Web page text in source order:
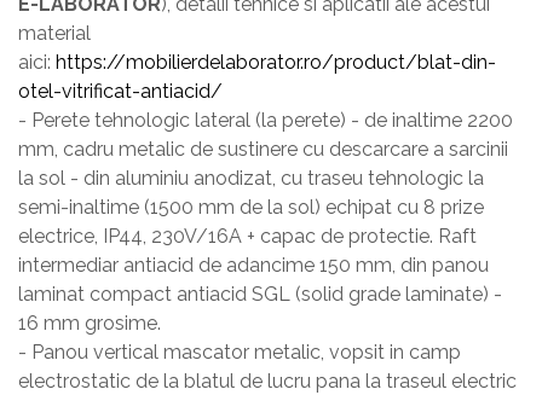
material
aici: https://mobilierdelaborator.ro/product/blat-din-
otel-vitrificat-antiacid/
- Perete tehnologic lateral (la perete) - de inaltime 2200
mm, cadru metalic de sustinere cu descarcare a sarcinii
la sol - din aluminiu anodizat, cu traseu tehnologic la
semi-inaltime (1500 mm de la sol) echipat cu 8 prize
electrice, IP44, 230V/16A + capac de protectie. Raft
intermediar antiacid de adancime 150 mm, din panou
laminat compact antiacid SGL (solid grade laminate) -
16 mm grosime.
- Panou vertical mascator metalic, vopsit in camp
electrostatic de la blatul de lucru pana la traseul electric